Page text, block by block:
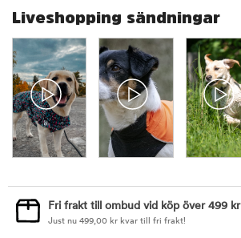
Liveshopping sändningar
Fri frakt till ombud vid köp över 499 kr
Just nu 499,00 kr kvar till fri frakt!